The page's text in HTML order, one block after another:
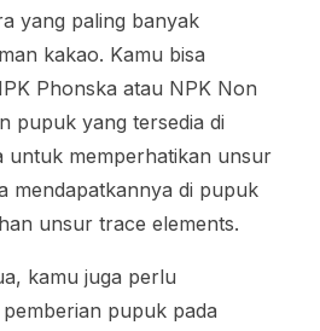
yang paling banyak
kakao. Kamu bisa
Phonska atau NPK Non
pupuk yang tersedia di
untuk memperhatikan unsur
mendapatkannya di pupuk
unsur trace elements.
kamu juga perlu
pupuk pada